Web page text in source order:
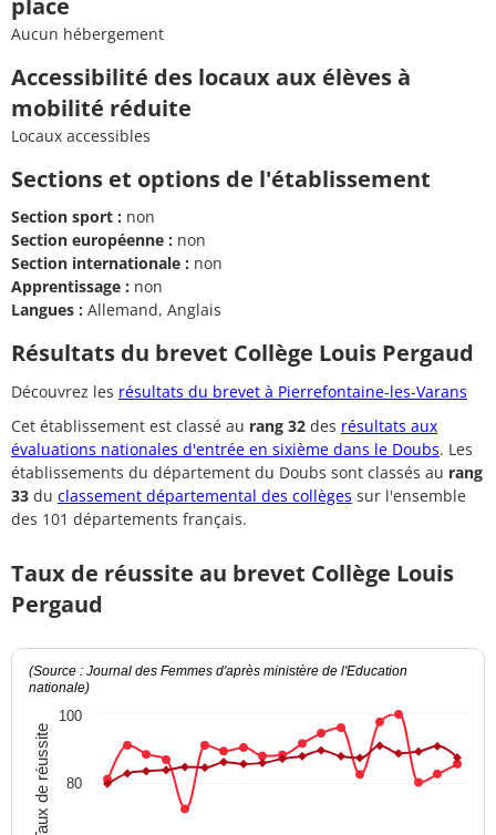
place
Aucun hébergement
Accessibilité des locaux aux élèves à
mobilité réduite
Locaux accessibles
Sections et options de l'établissement
Section sport : non
Section européenne : non
Section internationale : non
Apprentissage : non
Langues : Allemand, Anglais
Résultats du brevet Collège Louis Pergaud
Découvrez les résultats du brevet à Pierrefontaine-les-Varans
Cet établissement est classé au rang 32 des résultats aux
évaluations nationales d'entrée en sixième dans le Doubs. Les
établissements du département du Doubs sont classés au rang
33 du classement départemental des collèges sur l'ensemble
des 101 départements français.
Taux de réussite au brevet Collège Louis
Pergaud
Taux de réussite
(Source : Journal des Femmes d'après ministère de l'Education
nationale)
80
100